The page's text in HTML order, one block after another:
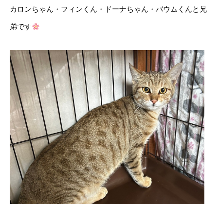
カロンちゃん・フィンくん・ドーナちゃん・バウムくんと兄
弟です